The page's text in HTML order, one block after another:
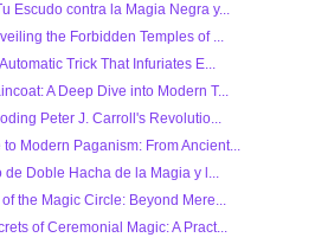
Escudo contra la Magia Negra y...
the Forbidden Temples of ...
Trick That Infuriates E...
A Deep Dive into Modern T...
Peter J. Carroll's Revolutio...
Modern Paganism: From Ancient...
de Doble Hacha de la Magia y l...
the Magic Circle: Beyond Mere...
of Ceremonial Magic: A Pract...